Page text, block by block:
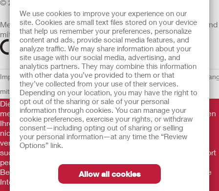
We use cookies to improve your experience on our
site. Cookies are small text files stored on your device
that help us remember your preferences, personalize
content and ads, provide social media features, and
analyze traffic. We may share information about your
site usage with our social media, advertising, and
analytics partners. They may combine this information
with other data you’ve provided to them or that
they’ve collected from your use of their services.
Depending on your location, you may have the right to
opt out of the sharing or sale of your personal
information through cookies. You can manage your
cookie preferences, exercise your rights, or withdraw
consent—including opting out of sharing or selling
your personal information—at any time the “Review
Options” link.
Allow all cookies
© 2026 Hollister Incorporated
Medizinprodukte, die innerhalb der EU vertrieben werden, sind
mit einem der folgenden Symbole gekennzeichnet
Impressum AGB Nutzungsbedingungen Datenschutzerklärung
mit CookiesEU Whistleblowern-Mitteilung
Die Informationen auf dieser Website sind nicht als
medizinische Beratung gedacht und sollen die Empfehlungen
Ihres eigenen Arztes oder anderer medizinischer Fachkräfte
nicht ersetzen. Diese Website sollte auch nicht dazu
verwendet werden, in einem medizinischen Notfall Hilfe zu
suchen. In einem medizinischen Notfall sollten Sie sich sofort
persönlich in ärztliche Behandlung begeben. Da sich
Bestimmungen ab und zu ändern, besuchen Sie bitte unsere
Internetseite für die aktuellsten Informationen.